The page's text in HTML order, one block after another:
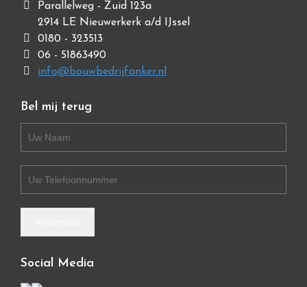
Parallelweg - Zuid 123a
2914 LE Nieuwerkerk a/d IJssel
0180 - 323513
06 - 51863490
info@bouwbedrijfanker.nl
Bel mij terug
Social Media